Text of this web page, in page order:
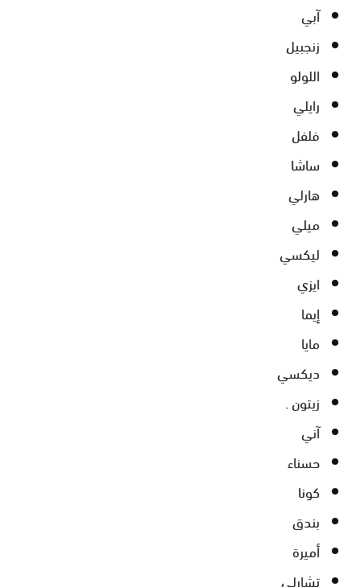
آبي
زنجبيل
اللولو
رايلي
فلفل
ساشا
هارلي
ميلي
ليكسي
ايزي
إيما
مايا
ديكسي
زيتون .
آني
حسناء
كونا
بندق
أميرة
تشارلي